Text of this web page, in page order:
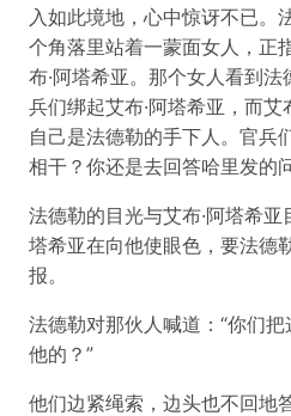
入如此境地，心中惊讶不已。
个角落里站着一蒙面女人，正
布·阿塔希亚。那个女人看到
兵们绑起艾布·阿塔希亚，而
自己是法德勒的手下人。官兵
相干？你还是去回答哈里发的
法德勒的目光与艾布·阿塔希
塔希亚在向他使眼色，要法德
报。
法德勒对那伙人喊道：“你们
他的？”
他们边紧绳索，边头也不回地